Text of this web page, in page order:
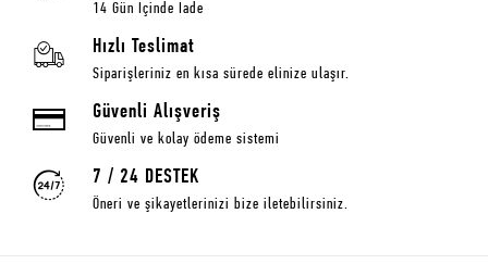
14 Gün İçinde İade
Hızlı Teslimat
Siparişleriniz en kısa sürede elinize ulaşır.
Güvenli Alışveriş
Güvenli ve kolay ödeme sistemi
7 / 24 DESTEK
Öneri ve şikayetlerinizi bize iletebilirsiniz.